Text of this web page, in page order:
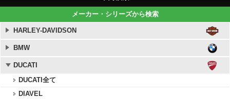
メーカー・シリーズから検索
HARLEY-DAVIDSON
BMW
DUCATI
DUCATI全て
DIAVEL